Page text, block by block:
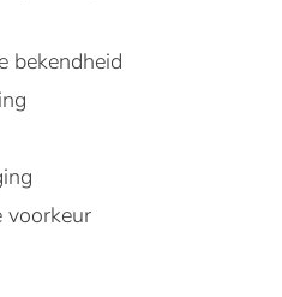
bekendheid
voorkeur